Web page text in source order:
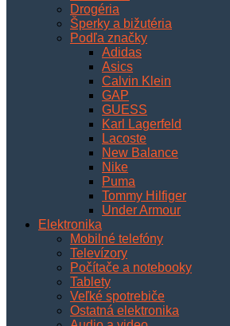
Drogéria
Šperky a bižutéria
Podľa značky
Adidas
Asics
Calvin Klein
GAP
GUESS
Karl Lagerfeld
Lacoste
New Balance
Nike
Puma
Tommy Hilfiger
Under Armour
Elektronika
Mobilné telefóny
Televízory
Počítače a notebooky
Tablety
Veľké spotrebiče
Ostatná elektronika